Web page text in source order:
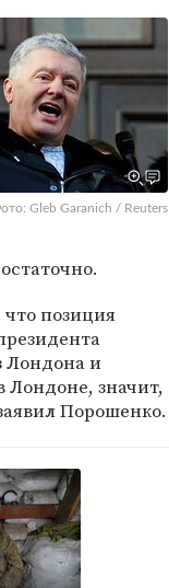
Gleb Garanich / Reuters
позиция
Лондона и
Лондоне, значит,
Порошенко.